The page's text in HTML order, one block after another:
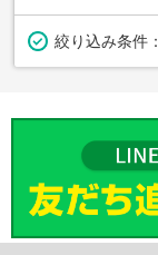
絞り込み条件：